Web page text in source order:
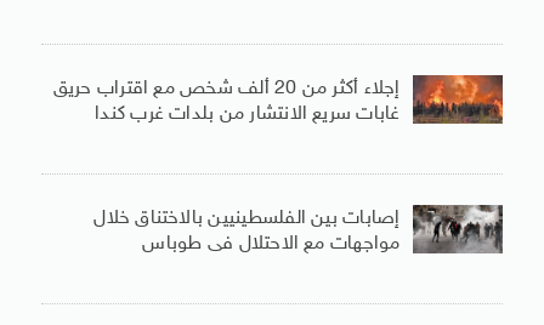
إجلاء أكثر من 20 ألف شخص مع اقتراب حريق
غابات سريع الانتشار من بلدات غرب كندا
إصابات بين الفلسطينيين بالاختناق خلال
مواجهات مع الاحتلال فى طوباس